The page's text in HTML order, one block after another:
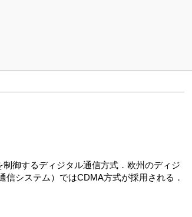
御するディジタル通信方式．欧州のディジ
システム）ではCDMA方式が採用される．